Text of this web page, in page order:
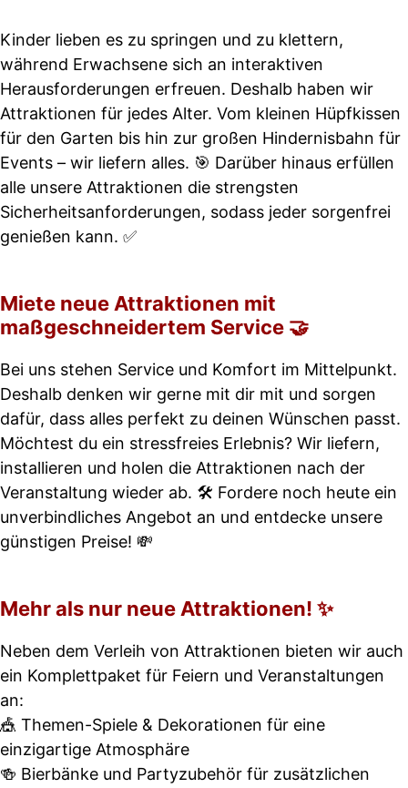
Kinder lieben es zu springen und zu klettern,
während Erwachsene sich an interaktiven
Herausforderungen erfreuen. Deshalb haben wir
Attraktionen für jedes Alter. Vom kleinen Hüpfkissen
für den Garten bis hin zur großen Hindernisbahn für
Events – wir liefern alles. 🎯 Darüber hinaus erfüllen
alle unsere Attraktionen die strengsten
Sicherheitsanforderungen, sodass jeder sorgenfrei
genießen kann. ✅
Miete neue Attraktionen mit
maßgeschneidertem Service 🤝
Bei uns stehen Service und Komfort im Mittelpunkt.
Deshalb denken wir gerne mit dir mit und sorgen
dafür, dass alles perfekt zu deinen Wünschen passt.
Möchtest du ein stressfreies Erlebnis? Wir liefern,
installieren und holen die Attraktionen nach der
Veranstaltung wieder ab. 🛠️ Fordere noch heute ein
unverbindliches Angebot an und entdecke unsere
günstigen Preise! 💸
Mehr als nur neue Attraktionen! ✨
Neben dem Verleih von Attraktionen bieten wir auch
ein Komplettpaket für Feiern und Veranstaltungen
an:
🎪 Themen-Spiele & Dekorationen für eine
einzigartige Atmosphäre
🍻 Bierbänke und Partyzubehör für zusätzlichen